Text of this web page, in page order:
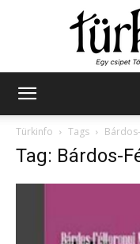
Türkinfo
Tags
Tag: Bárdos-